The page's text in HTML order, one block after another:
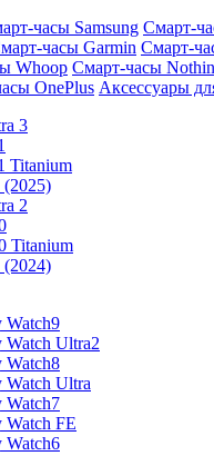
часы Samsung Смарт-
часы Garmin Смарт-
Whoop Смарт-часы
OnePlus Аксессуары
3
Titanium
(2025)
2
Titanium
(2024)
Watch9
Watch Ultra2
Watch8
Watch Ultra
Watch7
Watch FE
Watch6